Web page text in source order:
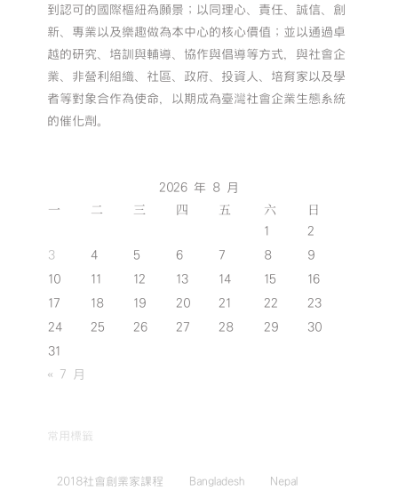
到認可的國際樞紐為願景；以同理心、責任、誠信、創
新、專業以及樂趣做為本中心的核心價值；並以通過卓
越的研究、培訓與輔導、協作與倡導等方式，與社會企
業、非營利組織、社區、政府、投資人、培育家以及學
者等對象合作為使命，以期成為臺灣社會企業生態系統
的催化劑。
2026 年 8 月
一 二 三 四 五 六 日
1
2
3
4 5 6 7 8
9
10
11 12 13 14 15
16
17
18 19 20 21 22
23
24
25 26 27 28 29
30
31
« 7 月
常用標籤
2018社會創業家課程 Bangladesh Nepal